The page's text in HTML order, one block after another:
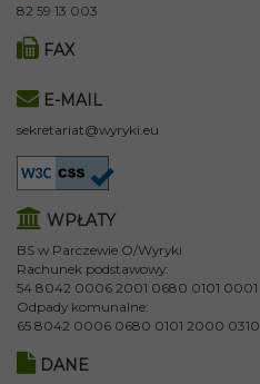
82 59 13 003
FAX
E-MAIL
sekretariat@wyryki.eu
WPŁATY
BS w Parczewie O/Wyryki
Rachunek podstawowy:
54 8042 0006 2001 0680 0101 0001
Odpady komunalne:
65 8042 0006 0680 0101 2000 0310
DANE